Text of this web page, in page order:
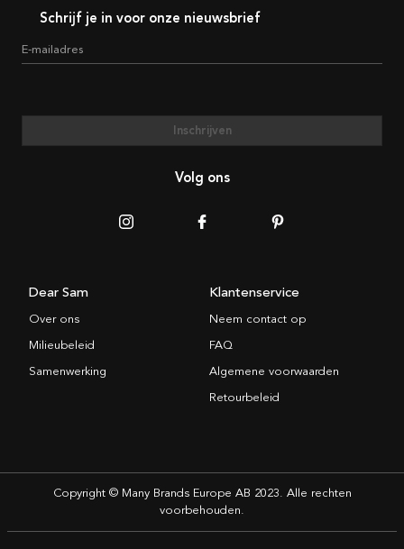
Schrijf je in voor onze nieuwsbrief
E-mailadres
Inschrijven
Volg ons
Dear Sam
Over ons
Milieubeleid
Samenwerking
Klantenservice
Neem contact op
FAQ
Algemene voorwaarden
Retourbeleid
Copyright © Many Brands Europe AB 2023. Alle rechten
voorbehouden.